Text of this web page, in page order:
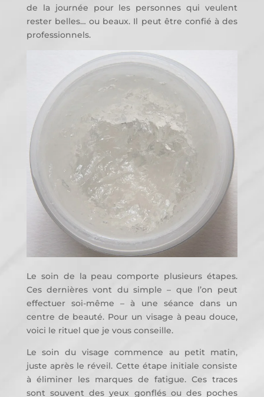
de la journée pour les personnes qui veulent
rester belles… ou beaux. Il peut être confié à des
professionnels.
Le soin de la peau comporte plusieurs étapes.
Ces dernières vont du simple – que l’on peut
effectuer soi-même – à une séance dans un
centre de beauté. Pour un visage à peau douce,
voici le rituel que je vous conseille.
Le soin du visage commence au petit matin,
juste après le réveil. Cette étape initiale consiste
à éliminer les marques de fatigue. Ces traces
sont souvent des yeux gonflés ou des poches